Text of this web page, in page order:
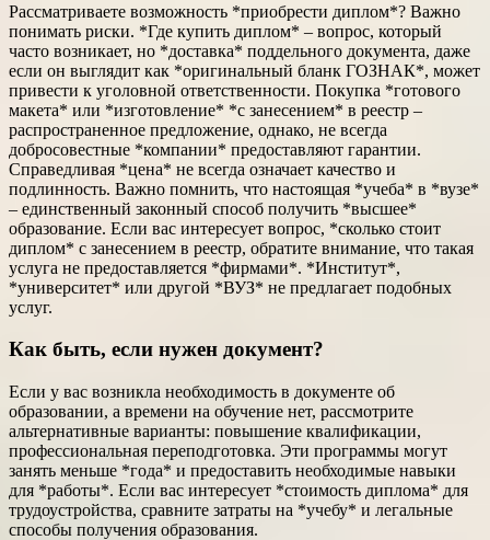
Рассматриваете возможность *приобрести диплом*? Важно
понимать риски. *Где купить диплом* – вопрос, который
часто возникает, но *доставка* поддельного документа, даже
если он выглядит как *оригинальный бланк ГОЗНАК*, может
привести к уголовной ответственности. Покупка *готового
макета* или *изготовление* *с занесением* в реестр –
распространенное предложение, однако, не всегда
добросовестные *компании* предоставляют гарантии.
Справедливая *цена* не всегда означает качество и
подлинность. Важно помнить, что настоящая *учеба* в *вузе*
– единственный законный способ получить *высшее*
образование. Если вас интересует вопрос, *сколько стоит
диплом* с занесением в реестр, обратите внимание, что такая
услуга не предоставляется *фирмами*. *Институт*,
*университет* или другой *ВУЗ* не предлагает подобных
услуг.
Как быть, если нужен документ?
Если у вас возникла необходимость в документе об
образовании, а времени на обучение нет, рассмотрите
альтернативные варианты: повышение квалификации,
профессиональная переподготовка. Эти программы могут
занять меньше *года* и предоставить необходимые навыки
для *работы*. Если вас интересует *стоимость диплома* для
трудоустройства, сравните затраты на *учебу* и легальные
способы получения образования.